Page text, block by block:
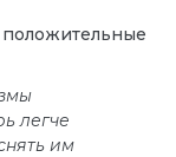
легче
им